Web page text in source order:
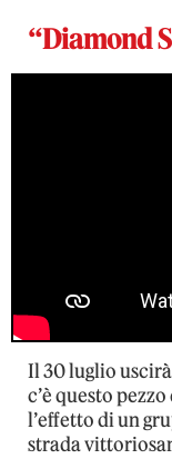
“Diamond
Il 30 luglio
c’è questo
l’effetto di un
strada